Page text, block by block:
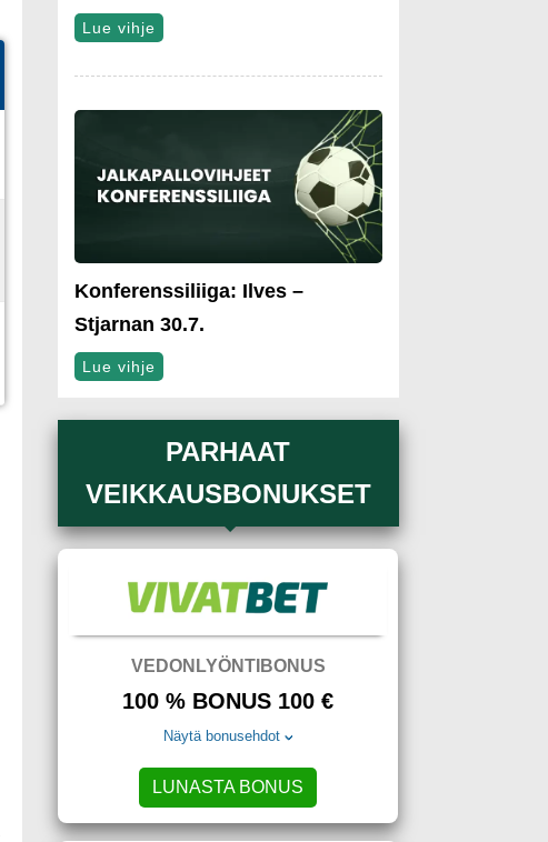
Lue vihje
Konferenssiliiga: Ilves –
Stjarnan 30.7.
Lue vihje
PARHAAT
VEIKKAUSBONUKSET
VEDONLYÖNTIBONUS
100 % BONUS 100 €
Näytä bonusehdot
LUNASTA BONUS